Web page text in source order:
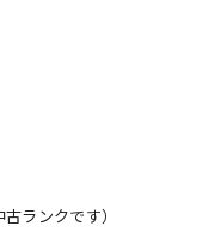
ランクです）